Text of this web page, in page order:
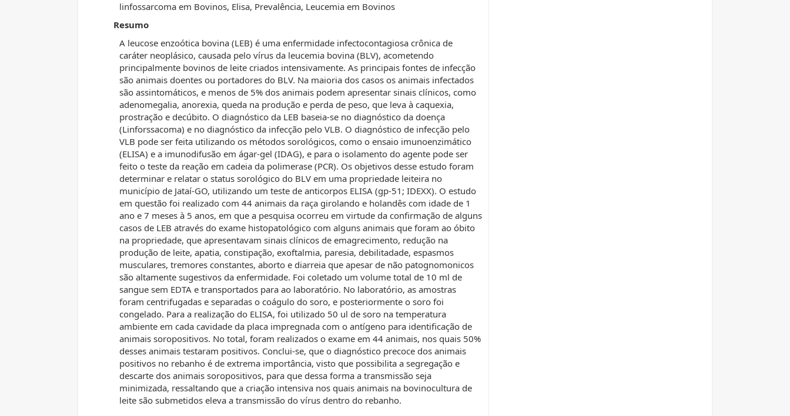
linfossarcoma em Bovinos, Elisa, Prevalência, Leucemia em Bovinos
Resumo
A leucose enzoótica bovina (LEB) é uma enfermidade infectocontagiosa crônica de
caráter neoplásico, causada pelo vírus da leucemia bovina (BLV), acometendo
principalmente bovinos de leite criados intensivamente. As principais fontes de infecção
são animais doentes ou portadores do BLV. Na maioria dos casos os animais infectados
são assintomáticos, e menos de 5% dos animais podem apresentar sinais clínicos, como
adenomegalia, anorexia, queda na produção e perda de peso, que leva à caquexia,
prostração e decúbito. O diagnóstico da LEB baseia-se no diagnóstico da doença
(Linforssacoma) e no diagnóstico da infecção pelo VLB. O diagnóstico de infecção pelo
VLB pode ser feita utilizando os métodos sorológicos, como o ensaio imunoenzimático
(ELISA) e a imunodifusão em ágar-gel (IDAG), e para o isolamento do agente pode ser
feito o teste da reação em cadeia da polimerase (PCR). Os objetivos desse estudo foram
determinar e relatar o status sorológico do BLV em uma propriedade leiteira no
município de Jataí-GO, utilizando um teste de anticorpos ELISA (gp-51; IDEXX). O estudo
em questão foi realizado com 44 animais da raça girolando e holandês com idade de 1
ano e 7 meses à 5 anos, em que a pesquisa ocorreu em virtude da confirmação de alguns
casos de LEB através do exame histopatológico com alguns animais que foram ao óbito
na propriedade, que apresentavam sinais clínicos de emagrecimento, redução na
produção de leite, apatia, constipação, exoftalmia, paresia, debilitadade, espasmos
musculares, tremores constantes, aborto e diarreia que apesar de não patognomonicos
são altamente sugestivos da enfermidade. Foi coletado um volume total de 10 ml de
sangue sem EDTA e transportados para ao laboratório. No laboratório, as amostras
foram centrifugadas e separadas o coágulo do soro, e posteriormente o soro foi
congelado. Para a realização do ELISA, foi utilizado 50 ul de soro na temperatura
ambiente em cada cavidade da placa impregnada com o antígeno para identificação de
animais soropositivos. No total, foram realizados o exame em 44 animais, nos quais 50%
desses animais testaram positivos. Conclui-se, que o diagnóstico precoce dos animais
positivos no rebanho é de extrema importância, visto que possibilita a segregação e
descarte dos animais soropositivos, para que dessa forma a transmissão seja
minimizada, ressaltando que a criação intensiva nos quais animais na bovinocultura de
leite são submetidos eleva a transmissão do vírus dentro do rebanho.